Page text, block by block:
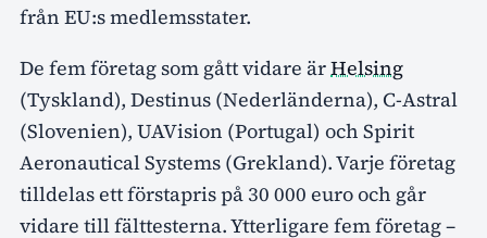
från EU:s medlemsstater.
De fem företag som gått vidare ärHelsing
(Tyskland), Destinus (Nederländerna), C-Astral
(Slovenien), UAVision (Portugal) och Spirit
Aeronautical Systems (Grekland). Varje företag
tilldelas ett förstapris på 30 000 euro och går
vidare till fälttesterna. Ytterligare fem företag –